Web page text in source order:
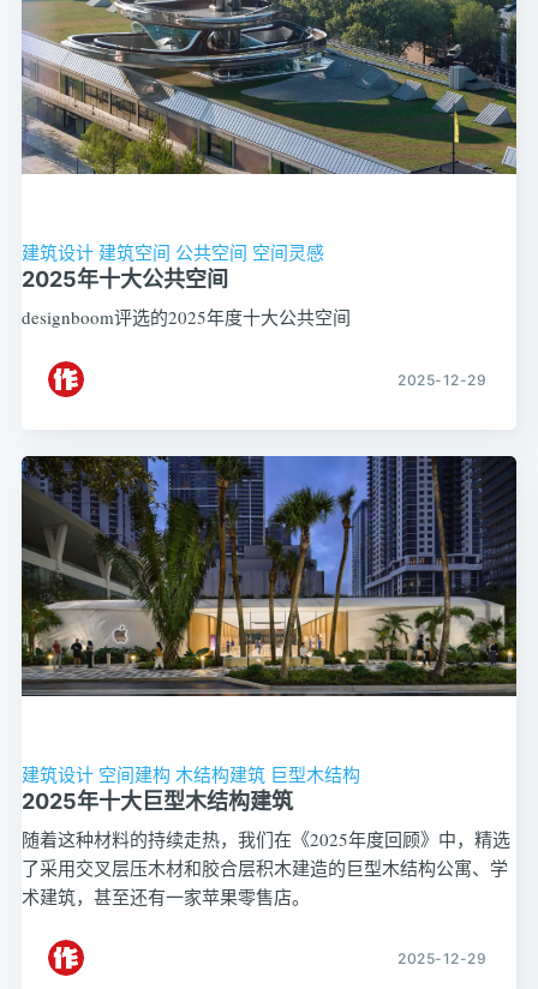
建筑设计 建筑空间 公共空间 空间灵感
2025年十大公共空间
designboom评选的2025年度十大公共空间
2025-12-29
建筑设计 空间建构 木结构建筑 巨型木结构
2025年十大巨型木结构建筑
随着这种材料的持续走热，我们在《2025年度回顾》中，精选
了采用交叉层压木材和胶合层积木建造的巨型木结构公寓、学
术建筑，甚至还有一家苹果零售店。
2025-12-29